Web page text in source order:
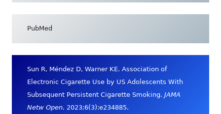
Fenster
öffnen
PubMed
Sun R, Méndez D, Warner KE. Association of
Electronic Cigarette Use by US Adolescents With
Subsequent Persistent Cigarette Smoking. JAMA
Netw Open. 2023;6(3):e234885.